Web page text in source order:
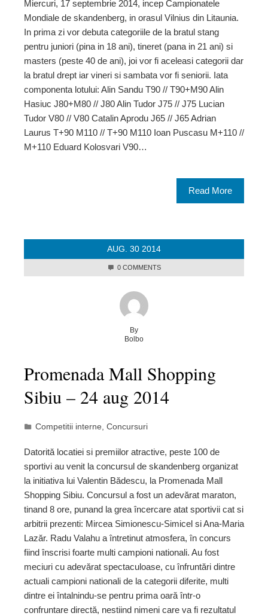
Miercuri, 17 septembrie 2014, incep Campionatele
Mondiale de skandenberg, in orasul Vilnius din Litaunia.
In prima zi vor debuta categoriile de la bratul stang
pentru juniori (pina in 18 ani), tineret (pana in 21 ani) si
masters (peste 40 de ani), joi vor fi aceleasi categorii dar
la bratul drept iar vineri si sambata vor fi seniorii. Iata
componenta lotului: Alin Sandu T90 // T90+M90 Alin
Hasiuc J80+M80 // J80 Alin Tudor J75 // J75 Lucian
Tudor V80 // V80 Catalin Aprodu J65 // J65 Adrian
Laurus T+90 M110 // T+90 M110 Ioan Puscasu M+110 //
M+110 Eduard Kolosvari V90…
Read More
AUG. 30 2014
0 COMMENTS
By
Bolbo
Promenada Mall Shopping
Sibiu – 24 aug 2014
Competitii interne, Concursuri
Datorită locatiei si premiilor atractive, peste 100 de
sportivi au venit la concursul de skandenberg organizat
la initiativa lui Valentin Bădescu, la Promenada Mall
Shopping Sibiu. Concursul a fost un adevărat maraton,
tinand 8 ore, punand la grea încercare atat sportivii cat si
arbitrii prezenti: Mircea Simionescu-Simicel si Ana-Maria
Lazăr. Radu Valahu a întretinut atmosfera, în concurs
fiind înscrisi foarte multi campioni nationali. Au fost
meciuri cu adevărat spectaculoase, cu înfruntări dintre
actuali campioni nationali de la categorii diferite, multi
dintre ei întalnindu-se pentru prima oară într-o
confruntare directă, nestiind nimeni care va fi rezultatul